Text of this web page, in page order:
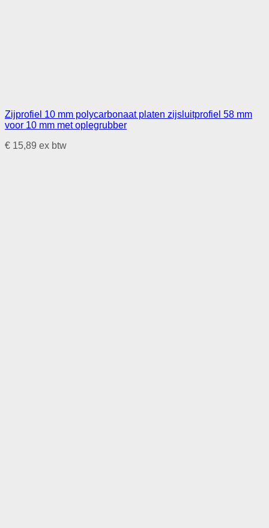
Zijprofiel 10 mm polycarbonaat platen zijsluitprofiel 58 mm
voor 10 mm met oplegrubber
€ 15,89 ex btw